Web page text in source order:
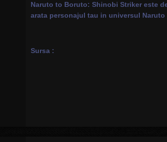
Naruto to Boruto: Shinobi Striker este
arata personajul tau in universul
Sursa :